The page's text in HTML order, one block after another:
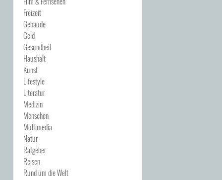
Freizeit
Gebäude
Geld
Gesundheit
Haushalt
Kunst
Lifestyle
Literatur
Medizin
Menschen
Multimedia
Natur
Ratgeber
Reisen
Rund um die Welt